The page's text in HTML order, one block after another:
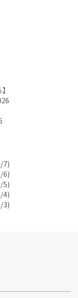
7)
6)
5)
4)
3)